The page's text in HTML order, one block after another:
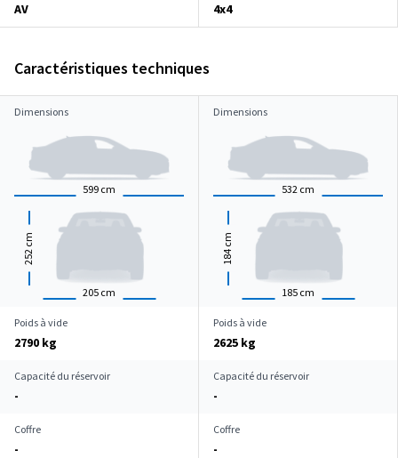
AV 4x4
Caractéristiques techniques
Dimensions
599 cm
205 cm
252
cm
Dimensions
532 cm
185 cm
184
cm
Poids à vide
2790 kg
Poids à vide
2625 kg
Capacité du réservoir
-
Capacité du réservoir
-
Coffre
-
Coffre
-